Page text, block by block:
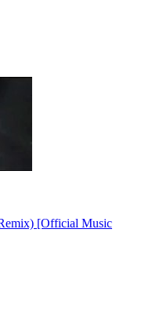
[Official Music